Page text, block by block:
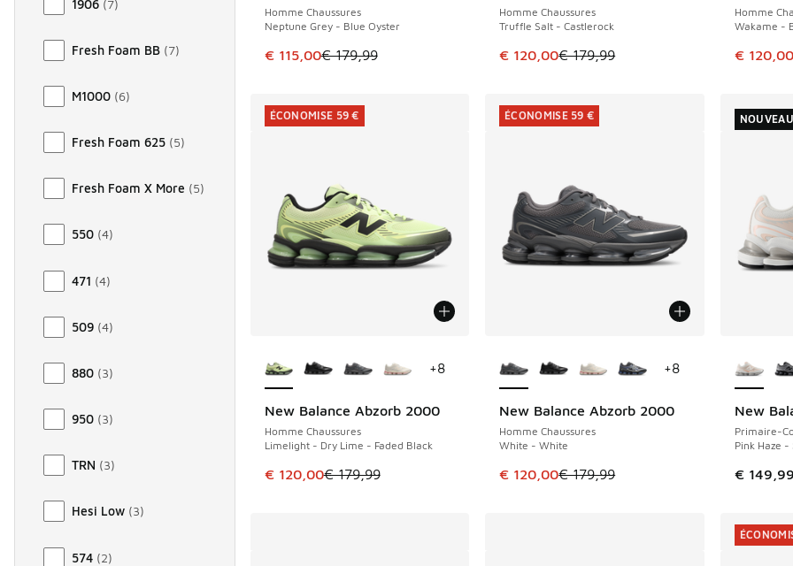
1906 (7)
Fresh Foam BB (7)
M1000 (6)
Fresh Foam 625 (5)
Fresh Foam X More (5)
550 (4)
471 (4)
509 (4)
880 (3)
950 (3)
TRN (3)
Hesi Low (3)
574 (2)
Homme Chaussures
Neptune Grey - Blue Oyster
Cet article est en promotion. Prix en baisse de € 179,99 à € 115,00
€ 115,00€ 179,99
Homme Chaussures
Truffle Salt - Castlerock
Cet article est en promotion. Prix en baisse
€ 120,00€ 179,99
Homme
Wakame -
Cet
€ 120,00
New Balance Abzorb 2000
Homme Chaussures
Limelight - Dry Lime - Faded Black
Cet article est en promotion. Prix en baisse de € 179,99 à € 120,00
€ 120,00€ 179,99
ÉCONOMISE 59 €
+8
ÉCONOMISE 59 €
New Balance Abzorb 2000
Homme Chaussures
White - White
Cet article est en promotion. Prix en baisse
€ 120,00€ 179,99
ÉCONOMISE 59 €
+8
ÉCONOMISE 59 €
New
Primaire-
Pink Haze
€ 149,99
NOUVEAU
NOUVEAU